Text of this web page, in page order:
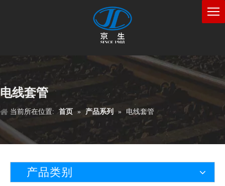
电线套管
当前所在位置: 首页 » 产品系列 » 电线套管
产品类别